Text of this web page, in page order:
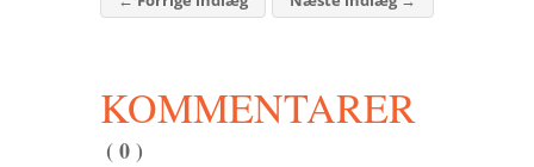
KOMMENTARER
( 0 )